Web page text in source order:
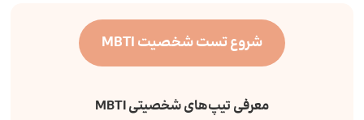
شروع تست شخصیت MBTI
معرفی تیپ‌های شخصیتی MBTI